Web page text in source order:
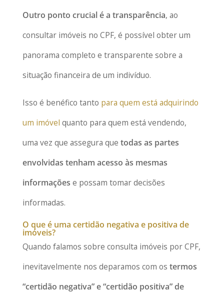
Outro ponto crucial é a transparência, ao
consultar imóveis no CPF, é possível obter um
panorama completo e transparente sobre a
situação financeira de um indivíduo.
Isso é benéfico tanto para quem está adquirindo
um imóvel quanto para quem está vendendo,
uma vez que assegura que todas as partes
envolvidas tenham acesso às mesmas
informações e possam tomar decisões
informadas.
O que é uma certidão negativa e positiva de
imóveis?
Quando falamos sobre consulta imóveis por CPF,
inevitavelmente nos deparamos com os termos
“certidão negativa” e “certidão positiva” de